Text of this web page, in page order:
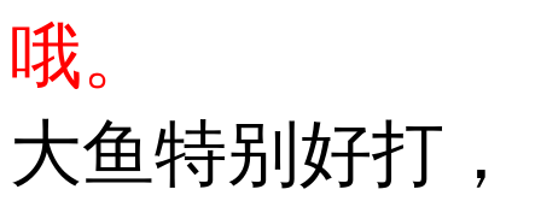
哦。
大鱼特别好打，